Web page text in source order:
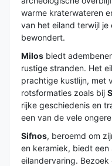
warme kraterwateren
van het eiland terwijl
bewondert.
Milos biedt
rustige stranden. Het
prachtige kustlijn, met
rotsformaties zoals bij
rijke geschiedenis en
een van de vele
Sifnos, beroemd om
en keramiek, biedt een
eilandervaring.